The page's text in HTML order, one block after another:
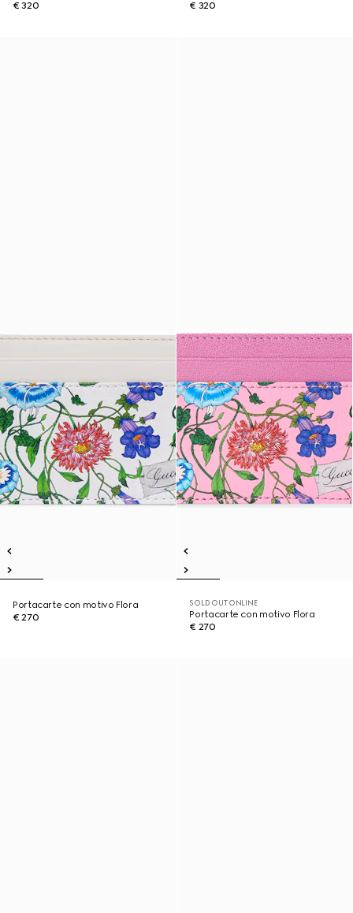
€ 320
€ 320
Portacarte con motivo Flora
€ 270
SOLD OUT ONLINE
Portacarte con motivo Flora
€ 270